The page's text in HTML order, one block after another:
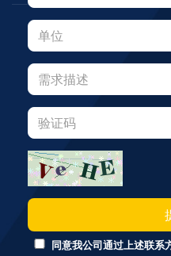
同意我公司通过上述联系